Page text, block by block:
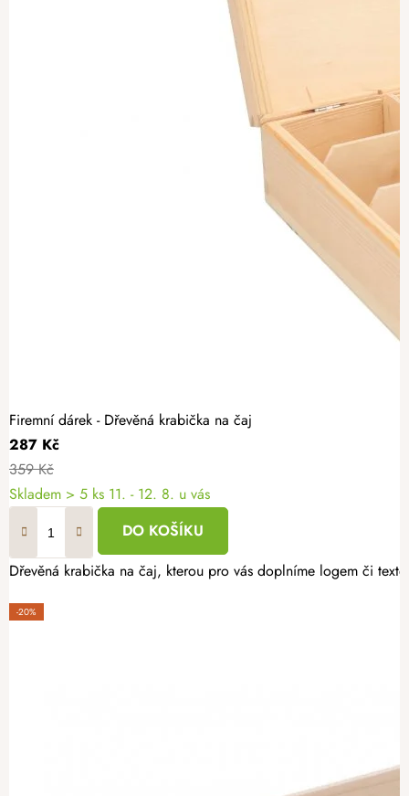
Firemní dárek - Dřevěná krabička na čaj
287 Kč
359 Kč
Skladem > 5 ks 11. - 12. 8. u vás
DO KOŠÍKU
Dřevěná krabička na čaj, kterou pro vás doplníme logem či
-20%